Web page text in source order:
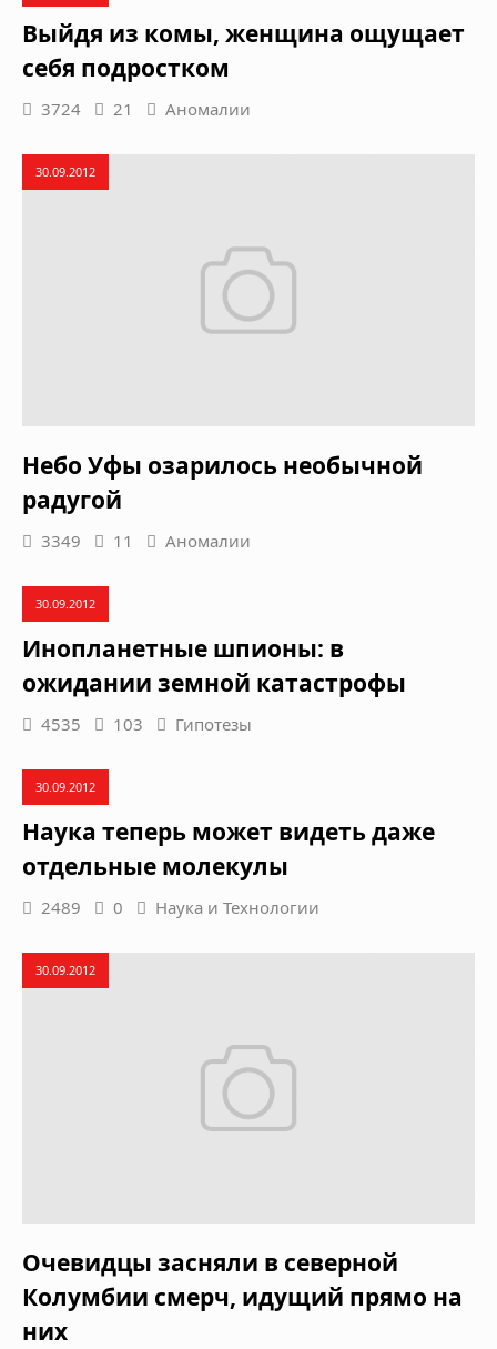
Выйдя из комы, женщина ощущает
себя подростком
3724 21 Аномалии
30.09.2012
Небо Уфы озарилось необычной
радугой
3349 11 Аномалии
30.09.2012
Инопланетные шпионы: в
ожидании земной катастрофы
4535 103 Гипотезы
30.09.2012
Наука теперь может видеть даже
отдельные молекулы
2489 0 Наука и Технологии
30.09.2012
Очевидцы засняли в северной
Колумбии смерч, идущий прямо на
них